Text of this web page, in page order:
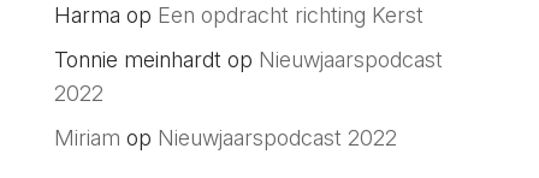
Harma op Een opdracht richting Kerst
Tonnie meinhardt op Nieuwjaarspodcast
2022
Miriam op Nieuwjaarspodcast 2022